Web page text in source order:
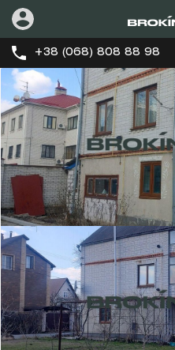
+38 (068) 808 88 98